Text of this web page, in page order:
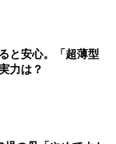
と安心。「超薄型
力は？​